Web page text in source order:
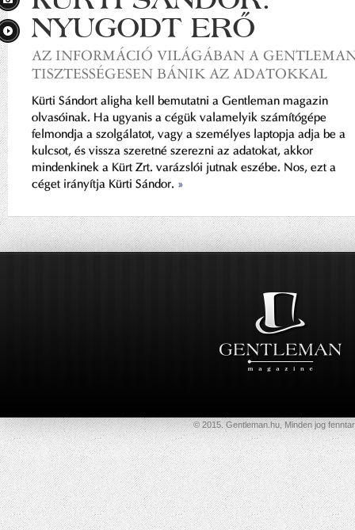
NYUGODT ERŐ
AZ INFORMÁCIÓ VILÁGÁBAN A
TISZTESSÉGESEN BÁNIK AZ ADATOKKAL
Kürti Sándort aligha kell bemutatni a Gentleman magazin
olvasóinak. Ha ugyanis a cégük valamelyik számítógépe
felmondja a szolgálatot, vagy a személyes laptopja adja be a
kulcsot, és vissza szeretné szerezni az adatokat, akkor
mindenkinek a Kürt Zrt. varázslói jutnak eszébe. Nos, ezt a
céget irányítja Kürti Sándor. »
© 2015. Gentleman.hu, Minden jog